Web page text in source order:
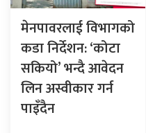
मेनपावरलाई विभागको
कडा निर्देशन: ‘कोटा
सकियो’ भन्दै आवेदन
लिन अस्वीकार गर्न
पाइँदैन